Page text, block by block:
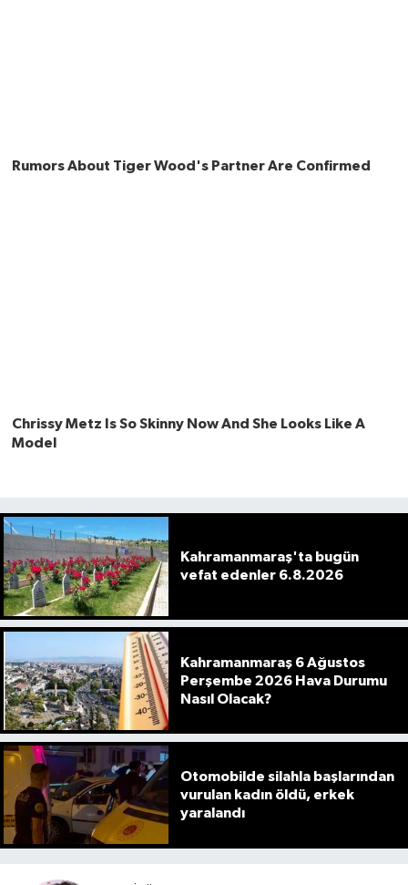
Kahramanmaraş'ta bugün
vefat edenler 6.8.2026
Kahramanmaraş 6 Ağustos
Perşembe 2026 Hava Durumu
Nasıl Olacak?
Otomobilde silahla başlarından
vurulan kadın öldü, erkek
yaralandı